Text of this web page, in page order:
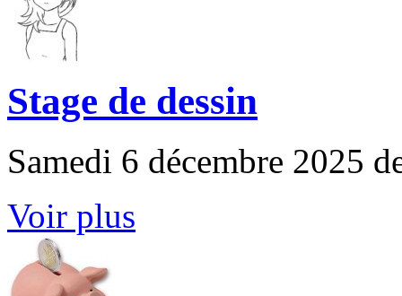
Stage de dessin
Samedi 6 décembre 2025
Voir plus